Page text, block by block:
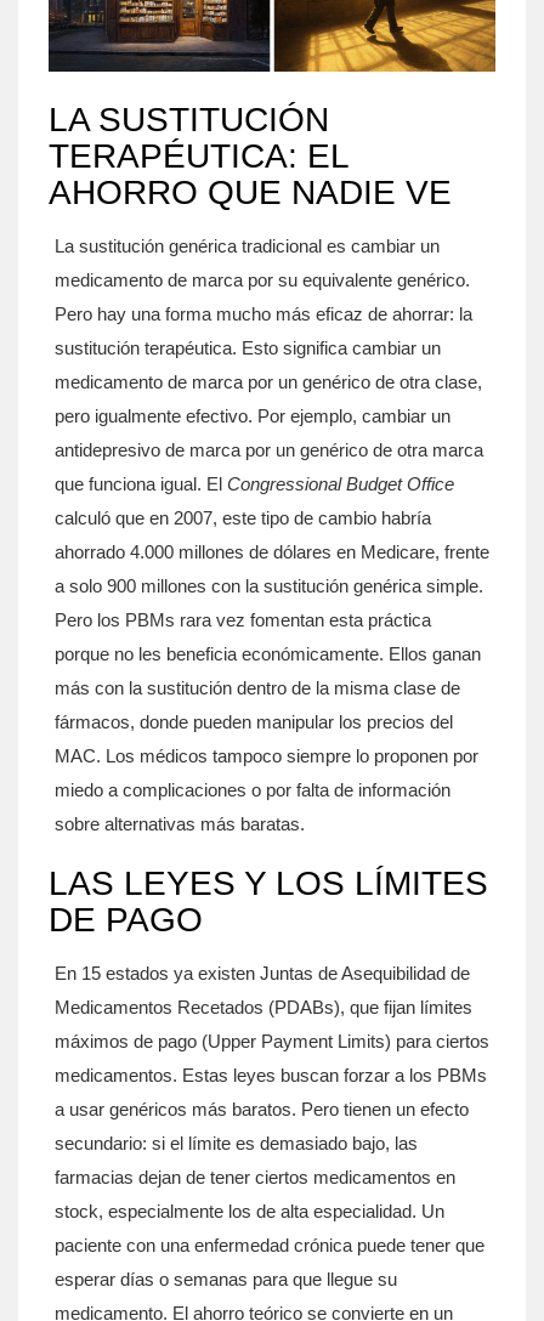
LA SUSTITUCIÓN
TERAPÉUTICA: EL
AHORRO QUE NADIE VE
La sustitución genérica tradicional es cambiar un
medicamento de marca por su equivalente genérico.
Pero hay una forma mucho más eficaz de ahorrar: la
sustitución terapéutica. Esto significa cambiar un
medicamento de marca por un genérico de otra clase,
pero igualmente efectivo. Por ejemplo, cambiar un
antidepresivo de marca por un genérico de otra marca
que funciona igual. El Congressional Budget Office
calculó que en 2007, este tipo de cambio habría
ahorrado 4.000 millones de dólares en Medicare, frente
a solo 900 millones con la sustitución genérica simple.
Pero los PBMs rara vez fomentan esta práctica
porque no les beneficia económicamente. Ellos ganan
más con la sustitución dentro de la misma clase de
fármacos, donde pueden manipular los precios del
MAC. Los médicos tampoco siempre lo proponen por
miedo a complicaciones o por falta de información
sobre alternativas más baratas.
LAS LEYES Y LOS LÍMITES
DE PAGO
En 15 estados ya existen Juntas de Asequibilidad de
Medicamentos Recetados (PDABs), que fijan límites
máximos de pago (Upper Payment Limits) para ciertos
medicamentos. Estas leyes buscan forzar a los PBMs
a usar genéricos más baratos. Pero tienen un efecto
secundario: si el límite es demasiado bajo, las
farmacias dejan de tener ciertos medicamentos en
stock, especialmente los de alta especialidad. Un
paciente con una enfermedad crónica puede tener que
esperar días o semanas para que llegue su
medicamento. El ahorro teórico se convierte en un